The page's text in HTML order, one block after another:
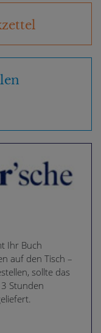
Ihr Buch
auf den Tisch –
sollte das
Stunden